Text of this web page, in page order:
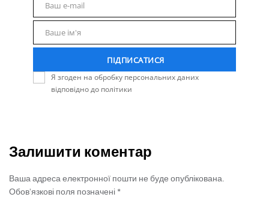
Ваш e-mail
Ваше ім'я
ПІДПИСАТИСЯ
Я згоден на обробку персональних даних
відповідно до політики
Залишити коментар
Ваша адреса електронної пошти не буде опублікована.
Обов'язкові поля позначені *